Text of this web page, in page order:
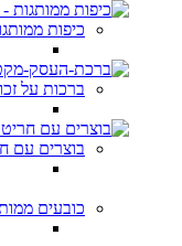
כיפות
ברכות על
בוצרים עם
כובעים